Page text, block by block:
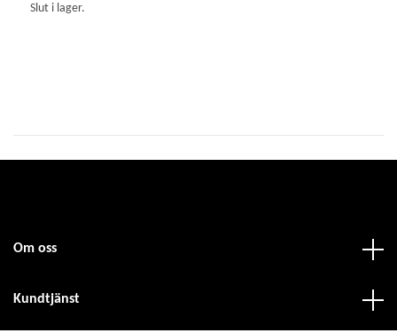
Slut i lager.
Om oss
Kundtjänst